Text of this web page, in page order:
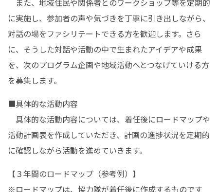
また、地域住民や関係者とのワークショップ等を定期的
に実施し、参加者の声や気づきを丁寧に引き出しながら、
対話の場をファシリテートできる方を歓迎します。さら
に、そうした対話や活動の中で生まれたアイデアや成果
を、次のプログラム企画や地域活動へとつなげていける方
を募集します。
■具体的な活動内容
具体的な活動内容については、着任後にロードマップや
活動計画表を作成していただき、計画の進捗状況を定期的
に確認しながら活動を進めていきます。
【３年間のロードマップ（参考例）】
※ロードマップは、協力隊が着任後に作成するものです